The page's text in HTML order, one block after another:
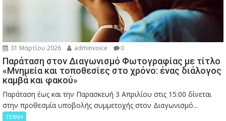
31 Μαρτίου 2026 adminvoice 0
Παράταση στον Διαγωνισμό Φωτογραφίας με τίτλο
«Μνημεία και τοποθεσίες στο χρόνο: ένας διάλογος
καμβά και φακού»
Παράταση έως και την Παρασκευή 3 Απριλίου στις 15:00 δίνεται
στην προθεσμία υποβολής συμμετοχής στον Διαγωνισμό...
ΤΕΧΝΗ